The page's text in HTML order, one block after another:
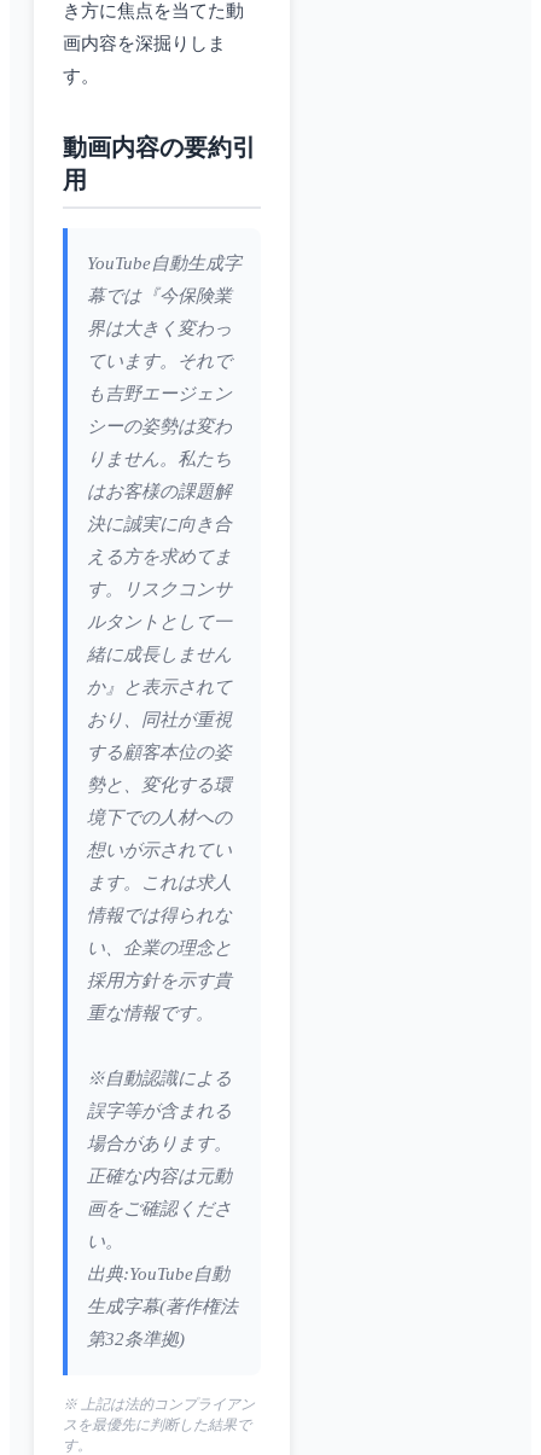
き方に焦点を当てた動
画内容を深掘りしま
す。
動画内容の要約引
用
YouTube自動生成字
幕では『今保険業
界は大きく変わっ
ています。それで
も吉野エージェン
シーの姿勢は変わ
りません。私たち
はお客様の課題解
決に誠実に向き合
える方を求めてま
す。リスクコンサ
ルタントとして一
緒に成長しません
か』と表示されて
おり、同社が重視
する顧客本位の姿
勢と、変化する環
境下での人材への
想いが示されてい
ます。これは求人
情報では得られな
い、企業の理念と
採用方針を示す貴
重な情報です。
※自動認識による
誤字等が含まれる
場合があります。
正確な内容は元動
画をご確認くださ
い。
出典:YouTube自動
生成字幕(著作権法
第32条準拠)
※ 上記は法的コンプライアン
スを最優先に判断した結果で
す。